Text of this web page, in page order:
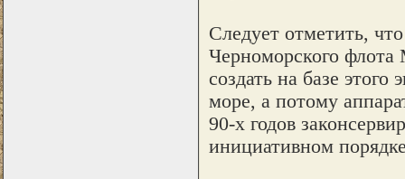
Следует отметить,
Черноморского
создать на базе
море, а потому
90-х годов
инициативном